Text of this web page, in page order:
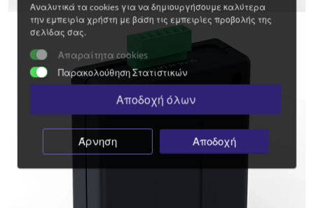
Αναλυτικά τα cookies για να δημιουργήσουμε καλύτερα
την εμπειρία χρήστη με βάση τις εμπειρίες προβολής της
σελίδας σας.
Απαραίτητα cookies
Παρακολούθηση Στατιστικών
Αποδοχή όλων
Άρνηση Αποδοχή